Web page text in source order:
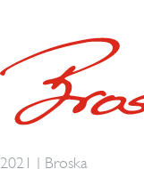
2021 | Broska